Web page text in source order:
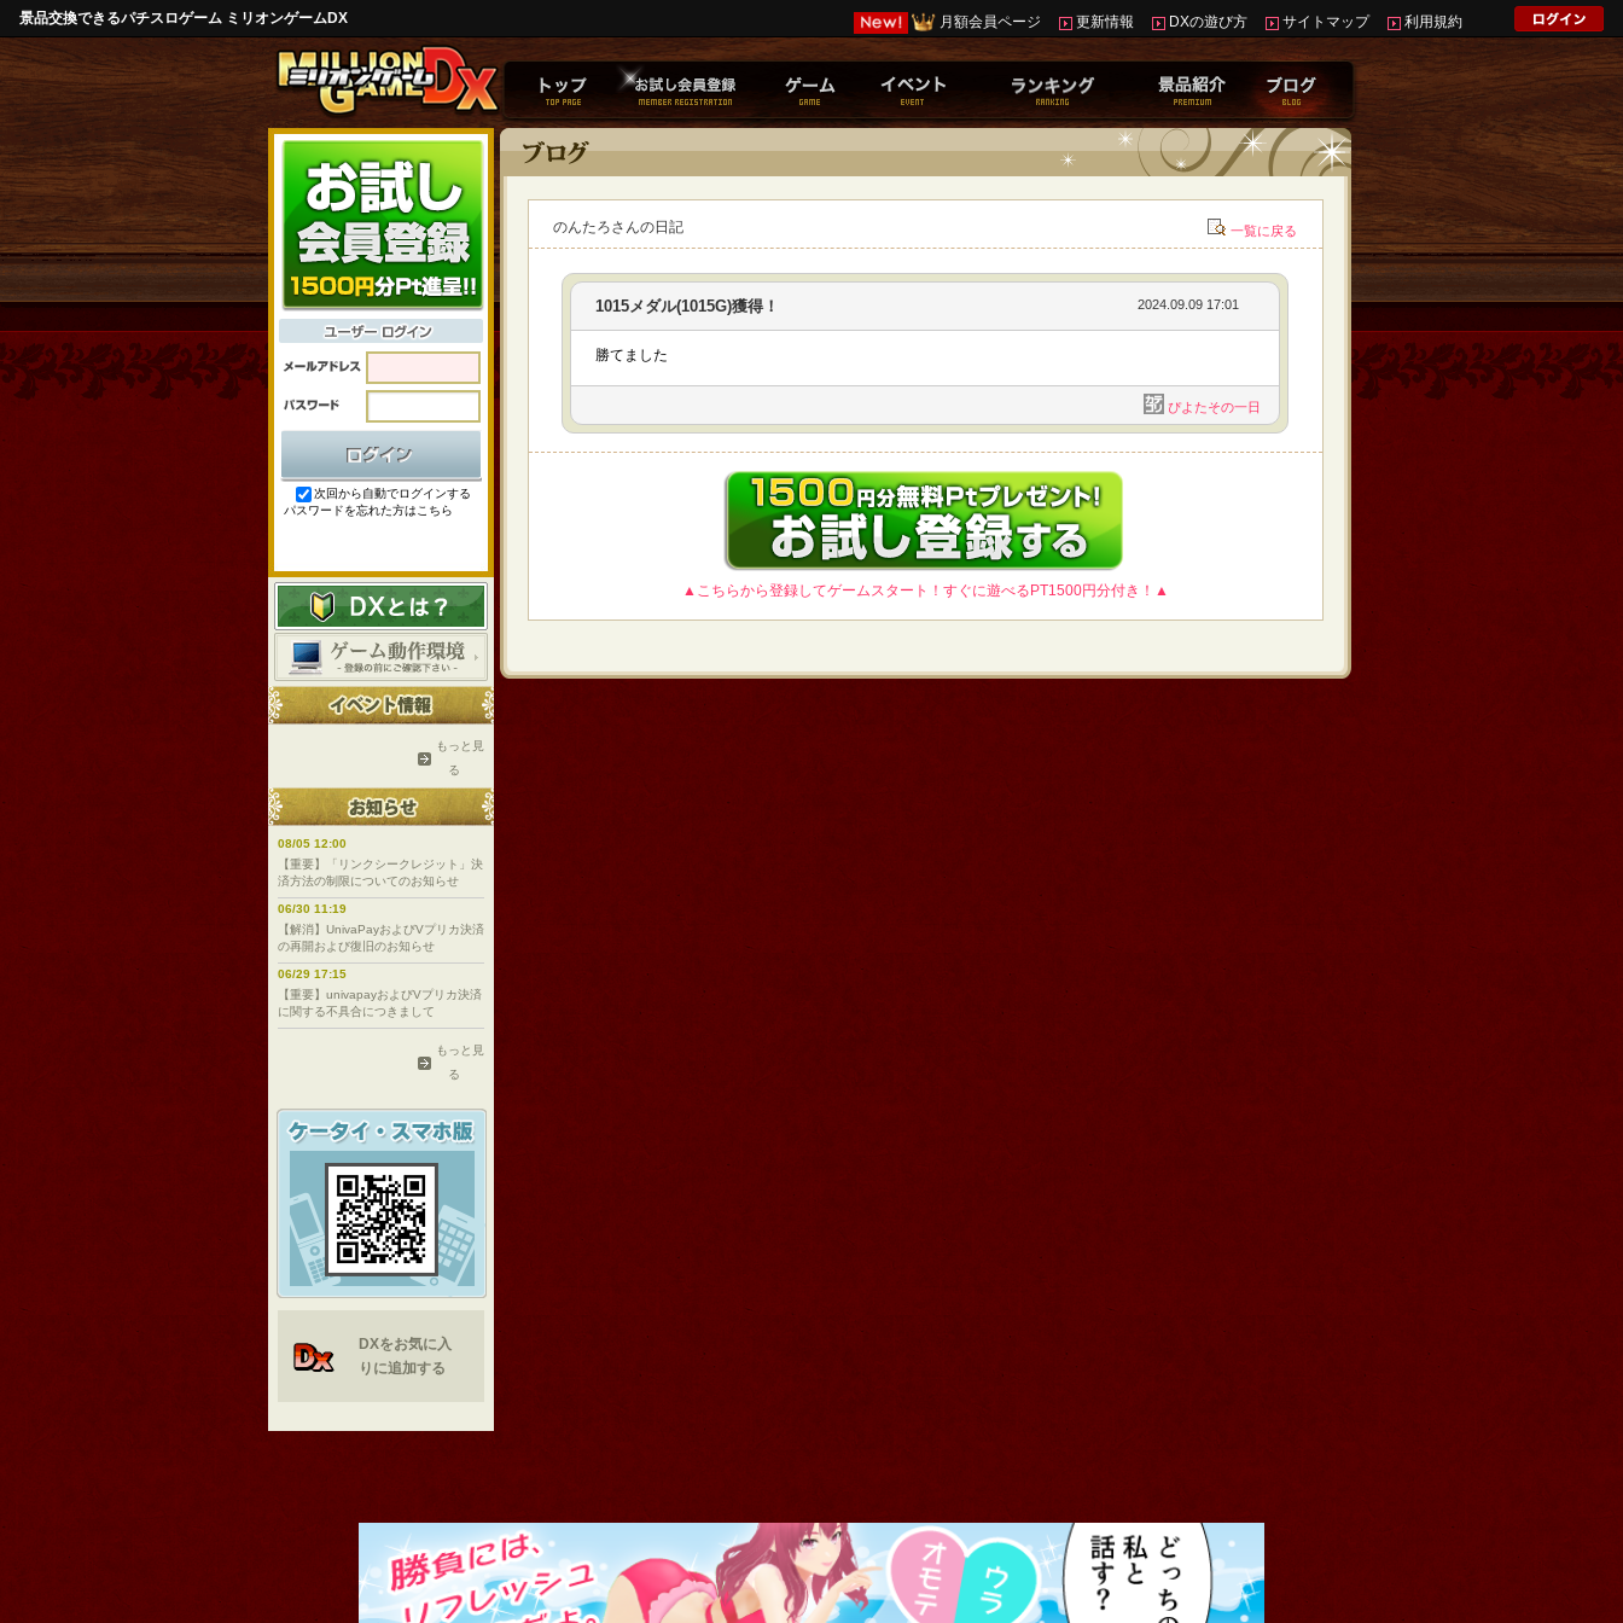
景品交換できるパチスロゲーム ミリオンゲームDX 月額会員ページ 更新情報 DXの遊び方 サイトマップ 利用規約
次回から自動でログインする
パスワードを忘れた方はこちら
もっと見
る
08/05 12:00
【重要】「リンクシークレジット」決
済方法の制限についてのお知らせ
06/30 11:19
【解消】UnivaPayおよびVプリカ決済
の再開および復旧のお知らせ
06/29 17:15
【重要】univapayおよびVプリカ決済
に関する不具合につきまして
もっと見
る
DXをお気に入
りに追加する
のんたろさんの日記 一覧に戻る
1015メダル(1015G)獲得！ 2024.09.09 17:01
勝てました
ぴよたその一日
▲こちらから登録してゲームスタート！すぐに遊べるPT1500円分付き！▲